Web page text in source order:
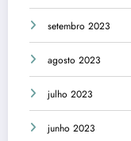
setembro 2023
agosto 2023
julho 2023
junho 2023